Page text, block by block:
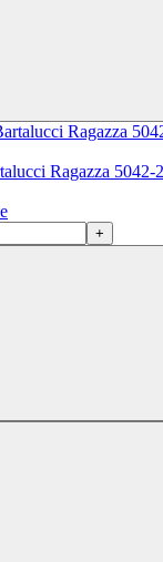
Ragazza 5042-2
+